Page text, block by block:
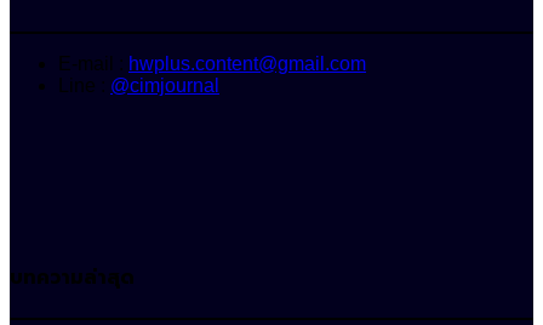
E-mail : hwplus.content@gmail.com
Line : @cimjournal
บทความล่าสุด